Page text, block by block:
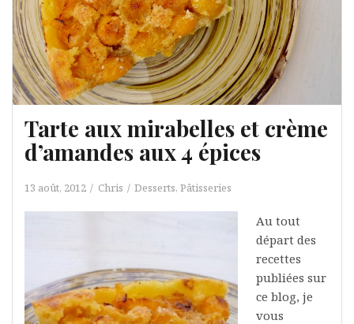
Tarte aux mirabelles et crème
d’amandes aux 4 épices
13 août, 2012 Chris Desserts, Pâtisseries
Au tout
départ des
recettes
publiées sur
ce blog, je
vous